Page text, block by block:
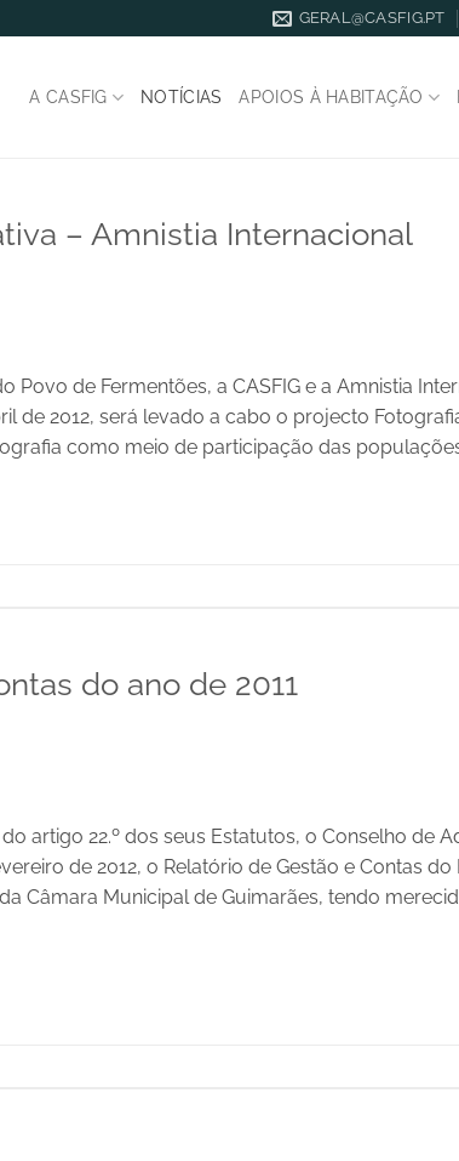
GERAL@CASFIG.PT
A CASFIG NOTÍCIAS APOIOS À HABITAÇÃO
– Amnistia Internacional
Povo de Fermentões, a CASFIG e a Amnistia
de 2012, será levado a cabo o projecto
como meio de participação das
do ano de 2011
artigo 22.º dos seus Estatutos, o Conselho de
de 2012, o Relatório de Gestão e Contas do
Câmara Municipal de Guimarães, tendo